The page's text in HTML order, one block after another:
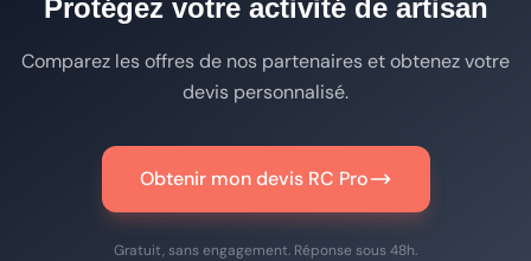
Protégez votre activité de artisan
Comparez les offres de nos partenaires et obtenez votre
devis personnalisé.
Obtenir mon devis RC Pro
Gratuit, sans engagement. Réponse sous 48h.